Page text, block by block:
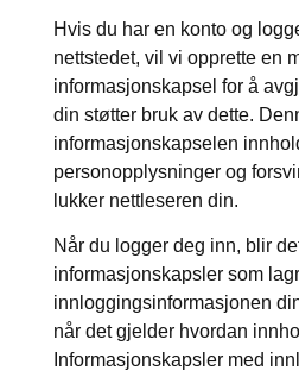
Hvis du har en konto og
nettstedet, vil vi opprette en
informasjonskapsel for å
din støtter bruk av dette.
informasjonskapselen
personopplysninger og
lukker nettleseren din.
Når du logger deg inn, blir
informasjonskapsler som
innloggingsinformasjonen
når det gjelder hvordan
Informasjonskapsler med